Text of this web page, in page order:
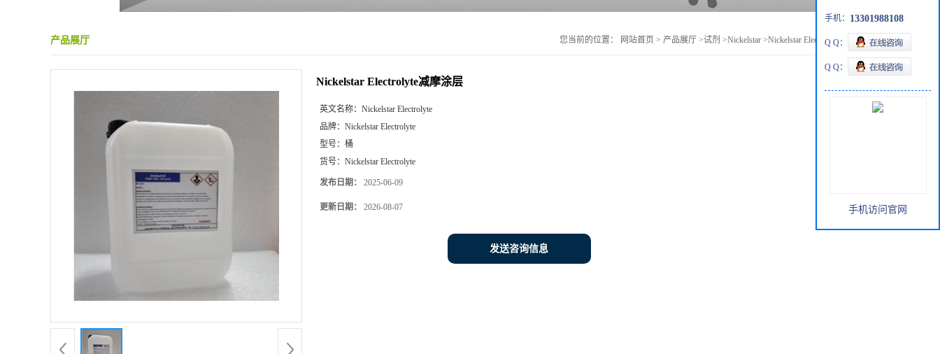
产品展厅 您当前的位置： 网站首页 > 产品展厅 >试剂 >Nickelstar >Nickelstar Electrolyte减摩涂层
Nickelstar Electrolyte减摩涂层
英文名称： Nickelstar Electrolyte
品牌： Nickelstar Electrolyte
型号： 桶
货号： Nickelstar Electrolyte
发布日期： 2025-06-09
更新日期： 2026-08-07
发送咨询信息
手机： 13301988108
Q Q：
Q Q：
手机访问官网